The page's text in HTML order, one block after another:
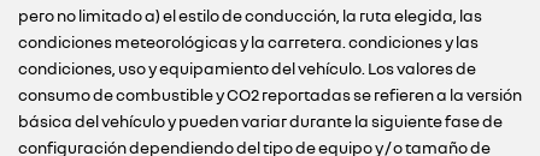
pero no limitado a) el estilo de conducción, la ruta elegida, las
condiciones meteorológicas y la carretera. condiciones y las
condiciones, uso y equipamiento del vehículo. Los valores de
consumo de combustible y CO2 reportadas se refieren a la versión
básica del vehículo y pueden variar durante la siguiente fase de
configuración dependiendo del tipo de equipo y / o tamaño de